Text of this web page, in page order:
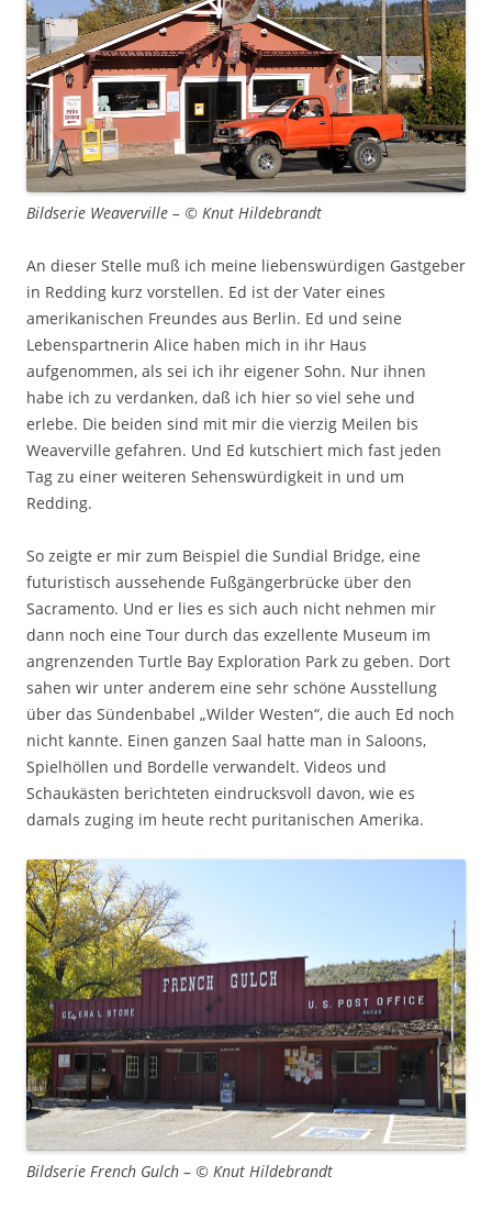
Bildserie Weaverville – © Knut Hildebrandt
An dieser Stelle muß ich meine liebenswürdigen Gastgeber
in Redding kurz vorstellen. Ed ist der Vater eines
amerikanischen Freundes aus Berlin. Ed und seine
Lebenspartnerin Alice haben mich in ihr Haus
aufgenommen, als sei ich ihr eigener Sohn. Nur ihnen
habe ich zu verdanken, daß ich hier so viel sehe und
erlebe. Die beiden sind mit mir die vierzig Meilen bis
Weaverville gefahren. Und Ed kutschiert mich fast jeden
Tag zu einer weiteren Sehenswürdigkeit in und um
Redding.
So zeigte er mir zum Beispiel die Sundial Bridge, eine
futuristisch aussehende Fußgängerbrücke über den
Sacramento. Und er lies es sich auch nicht nehmen mir
dann noch eine Tour durch das exzellente Museum im
angrenzenden Turtle Bay Exploration Park zu geben. Dort
sahen wir unter anderem eine sehr schöne Ausstellung
über das Sündenbabel „Wilder Westen“, die auch Ed noch
nicht kannte. Einen ganzen Saal hatte man in Saloons,
Spielhöllen und Bordelle verwandelt. Videos und
Schaukästen berichteten eindrucksvoll davon, wie es
damals zuging im heute recht puritanischen Amerika.
Bildserie French Gulch – © Knut Hildebrandt